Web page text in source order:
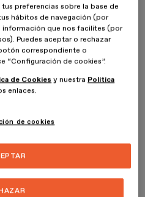
Diseño de
cursar unos buenos estudios de
desde ESDESIGN queremos
estarás adquiriendo las
convertirte en un
Urbanos
preferencias sobre la base de
hábitos de navegación (por
información que nos facilites (por
Puedes aceptar o rechazar
correspondiente o
“Configuración de cookies”.
de Cookies y nuestra Política
enlaces.
de cookies